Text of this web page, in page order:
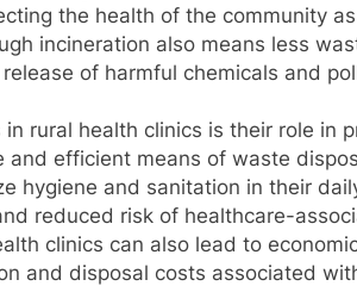
the health of the community
incineration also means less
of harmful chemicals and
rural health clinics is their role in
and efficient means of waste
hygiene and sanitation in their
reduced risk of healthcare-
clinics can also lead to
and disposal costs associated